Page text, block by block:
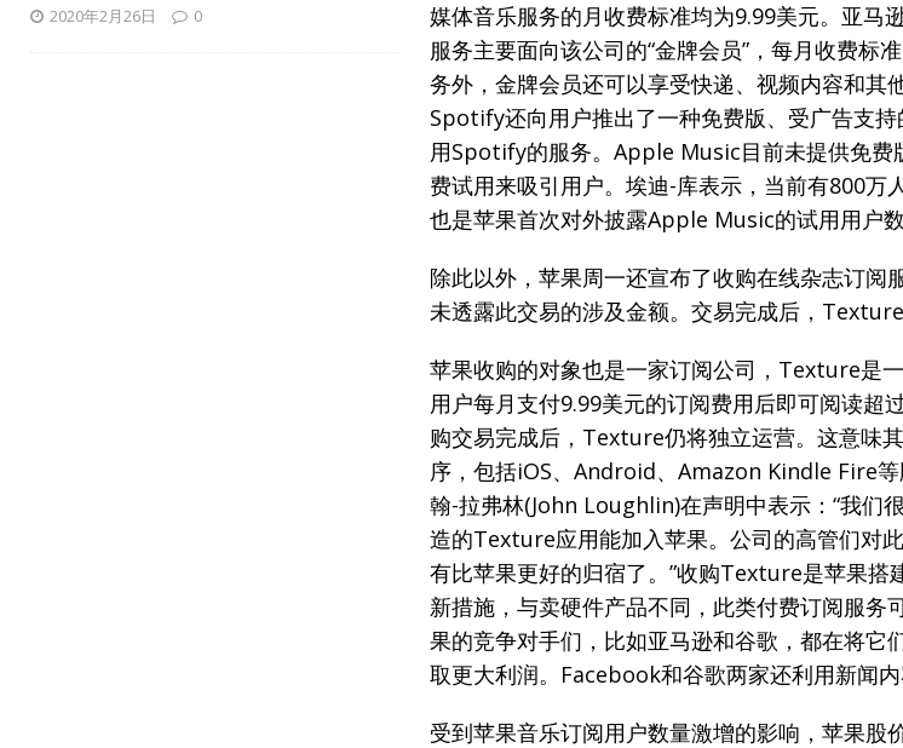
媒体音乐服务的月收费标准均为9.99美元。亚
服务主要面向该公司的“金牌会员”，每月收费标
务外，金牌会员还可以享受快递、视频内容和其
Spotify还向用户推出了一种免费版、受广告支
用Spotify的服务。Apple Music目前未提供免费
费试用来吸引用户。埃迪-库表示，当前有800
也是苹果首次对外披露Apple Music的试用用户数
除此以外，苹果周一还宣布了收购在线杂志订
未透露此交易的涉及金额。交易完成后，Texture
苹果收购的对象也是一家订阅公司，Texture是
用户每月支付9.99美元的订阅费用后即可阅读超
购交易完成后，Texture仍将独立运营。这意味
序，包括iOS、Android、Amazon Kindle Fire
翰-拉弗林(John Loughlin)在声明中表示：“我们
造的Texture应用能加入苹果。公司的高管们对
有比苹果更好的归宿了。”收购Texture是苹果搭
新措施，与卖硬件产品不同，此类付费订阅服务
果的竞争对手们，比如亚马逊和谷歌，都在将它
取更大利润。Facebook和谷歌两家还利用新闻内
受到苹果音乐订阅用户数量激增的影响，苹果股
2020年2月26日 0